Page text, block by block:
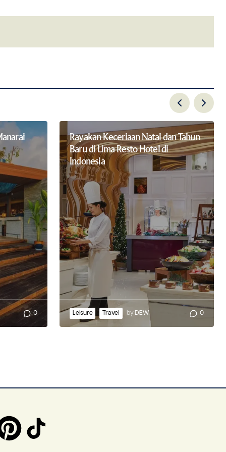
0
Rayakan Keceriaan Natal dan Tahun
Baru di Lima Resto Hotel di
Indonesia
Leisure Travel by DEWI 0